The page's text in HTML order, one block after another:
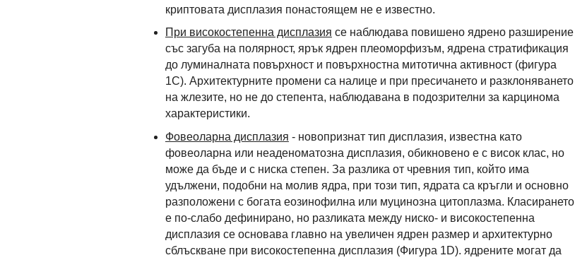
криптовата дисплазия понастоящем не е известно.
При високостепенна дисплазия се наблюдава повишено ядрено разширение
със загуба на полярност, ярък ядрен плеоморфизъм, ядрена стратификация
до луминалната повърхност и повърхностна митотична активност (фигура
1С). Архитектурните промени са налице и при пресичането и разклоняването
на жлезите, но не до степента, наблюдавана в подозрителни за карцинома
характеристики.
Фовеоларна дисплазия - новопризнат тип дисплазия, известна като
фовеоларна или неаденоматозна дисплазия, обикновено е с висок клас, но
може да бъде и с ниска степен. За разлика от чревния тип, който има
удължени, подобни на молив ядра, при този тип, ядрата са кръгли и основно
разположени с богата еозинофилна или муцинозна цитоплазма. Класирането
е по-слабо дефинирано, но разликата между ниско- и високостепенна
дисплазия се основава главно на увеличен ядрен размер и архитектурно
сблъскване при високостепенна дисплазия (Фигура 1D). ядрените могат да